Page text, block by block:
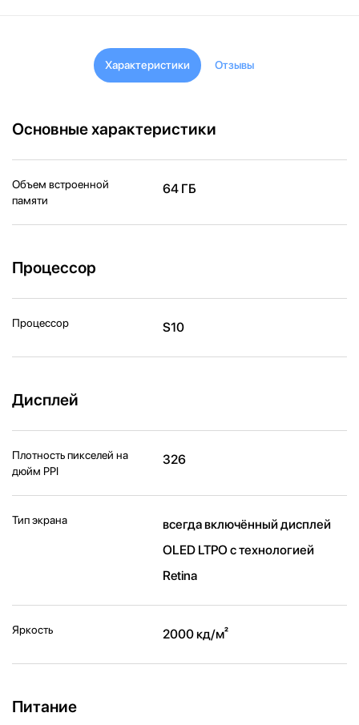
Характеристики Отзывы
Основные характеристики
Объем встроенной
памяти
64 ГБ
Процессор
Процессор S10
Дисплей
Плотность пикселей на
дюйм PPI
326
Тип экрана
всегда включённый дисплей
OLED LTPO с технологией
Retina
Яркость 2000 кд/ м²
Питание